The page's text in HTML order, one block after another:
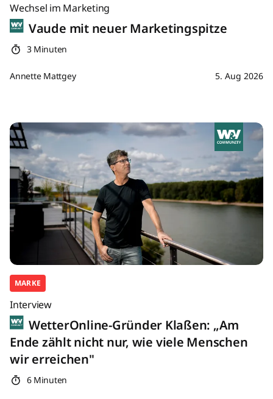
Wechsel im Marketing
Vaude mit neuer Marketingspitze
3 Minuten
Annette Mattgey 5. Aug 2026
MARKE
Interview
WetterOnline-Gründer Klaßen: „Am
Ende zählt nicht nur, wie viele Menschen
wir erreichen"
6 Minuten